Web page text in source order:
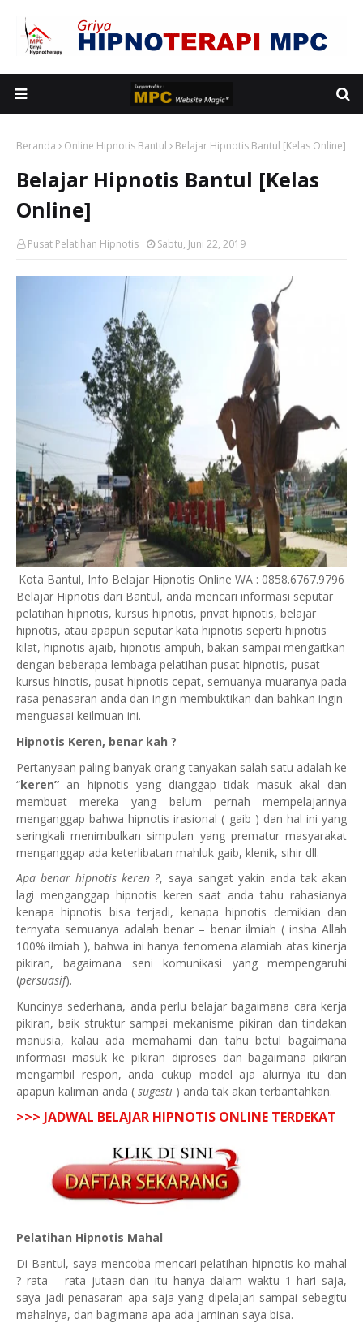
Beranda Online Hipnotis Bantul Belajar Hipnotis Bantul [Kelas Online]
Belajar Hipnotis Bantul [Kelas
Online]
Pusat Pelatihan Hipnotis Sabtu, Juni 22, 2019
Kota Bantul, Info Belajar Hipnotis Online WA : 0858.6767.9796
Belajar Hipnotis dari Bantul, anda mencari informasi seputar
pelatihan hipnotis, kursus hipnotis, privat hipnotis, belajar
hipnotis, atau apapun seputar kata hipnotis seperti hipnotis
kilat, hipnotis ajaib, hipnotis ampuh, bakan sampai mengaitkan
dengan beberapa lembaga pelatihan pusat hipnotis, pusat
kursus hinotis, pusat hipnotis cepat, semuanya muaranya pada
rasa penasaran anda dan ingin membuktikan dan bahkan ingin
menguasai keilmuan ini.
Hipnotis Keren, benar kah ?
Pertanyaan paling banyak orang tanyakan salah satu adalah ke
“keren” an hipnotis yang dianggap tidak masuk akal dan
membuat mereka yang belum pernah mempelajarinya
menganggap bahwa hipnotis irasional ( gaib ) dan hal ini yang
seringkali menimbulkan simpulan yang prematur masyarakat
menganggap ada keterlibatan mahluk gaib, klenik, sihir dll.
Apa benar hipnotis keren ?, saya sangat yakin anda tak akan
lagi menganggap hipnotis keren saat anda tahu rahasianya
kenapa hipnotis bisa terjadi, kenapa hipnotis demikian dan
ternyata semuanya adalah benar – benar ilmiah ( insha Allah
100% ilmiah ), bahwa ini hanya fenomena alamiah atas kinerja
pikiran, bagaimana seni komunikasi yang mempengaruhi
(persuasif).
Kuncinya sederhana, anda perlu belajar bagaimana cara kerja
pikiran, baik struktur sampai mekanisme pikiran dan tindakan
manusia, kalau ada memahami dan tahu betul bagaimana
informasi masuk ke pikiran diproses dan bagaimana pikiran
mengambil respon, anda cukup model aja alurnya itu dan
apapun kaliman anda ( sugesti ) anda tak akan terbantahkan.
>>> JADWAL BELAJAR HIPNOTIS ONLINE TERDEKAT
Pelatihan Hipnotis Mahal
Di Bantul, saya mencoba mencari pelatihan hipnotis ko mahal
? rata – rata jutaan dan itu hanya dalam waktu 1 hari saja,
saya jadi penasaran apa saja yang dipelajari sampai sebegitu
mahalnya, dan bagimana apa ada jaminan saya bisa.